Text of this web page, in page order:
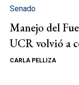
Senado
Manejo del
UCR volvió a
CARLA PELLIZA